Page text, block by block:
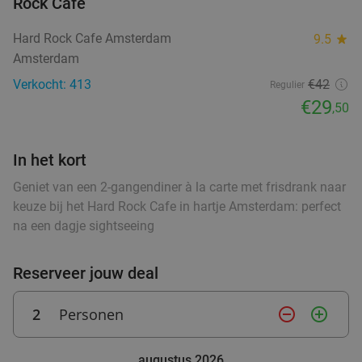
Vandaag
Farketmez Restaurant
9.8 star
2 min.
40%
3-gangen keuzediner bij Braai Westerpark
Braai Westerpark
Amsterdam 3 min.directions_car
Verkocht: 437 €41,55
€24
Hard Rock Cafe Amsterdam 9.5 star
Amsterdam
Verkocht: 413
Regulier €42
€29,50
In het kort
Geniet van een 2-gangendiner à la carte met frisdrank naar
keuze bij het Hard Rock Cafe in hartje Amsterdam: perfect
na een dagje sightseeing
Reserveer jouw deal
2 Personen remove_circle_outline add_circle_outline